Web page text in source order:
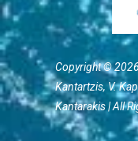
Copyright © 2026
Kantartzis, V.
Kantarakis | All